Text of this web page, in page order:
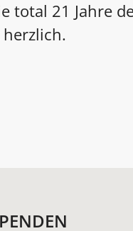
total 21 Jahre